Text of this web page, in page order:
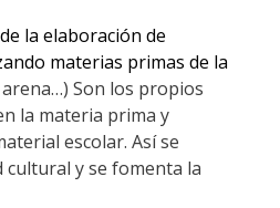
la elaboración de
materias primas de la
Son los propios
la materia prima y
escolar. Así se
y se fomenta la